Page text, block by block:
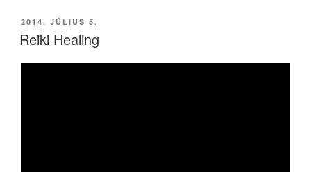
BEKÜLDVE:
2014. JÚLIUS 5.
Reiki Healing